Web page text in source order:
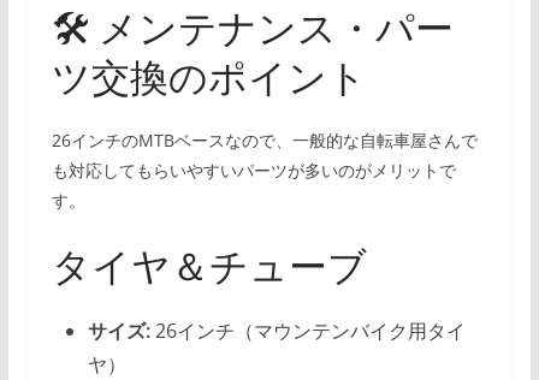
🛠 メンテナンス・パー
ツ交換のポイント
26インチのMTBベースなので、一般的な自転車屋さんで
も対応してもらいやすいパーツが多いのがメリットで
す。
タイヤ＆チューブ
サイズ:26インチ（マウンテンバイク用タイ
ヤ）